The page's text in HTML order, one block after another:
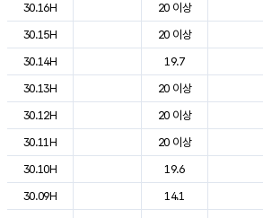
30.16H
20 이상
30.15H
20 이상
30.14H
19.7
30.13H
20 이상
30.12H
20 이상
30.11H
20 이상
30.10H
19.6
30.09H
14.1